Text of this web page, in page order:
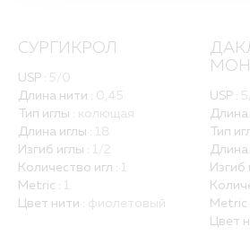
Политика обработки
Вакансии
ПОЛНЫЙ КАТАЛОГ
ДЛЯ РБ
СУРГИКРОЛ
USP : 5/0
Длина нити : 0,45
Тип иглы : колющая
Длина иглы : 18
Изгиб иглы : 1/2
Количество игл : 1
Metric : 1
Цвет нити : фиолетовый
USP :
Длина
Тип
Длина
Изгиб
Metric
Цвет